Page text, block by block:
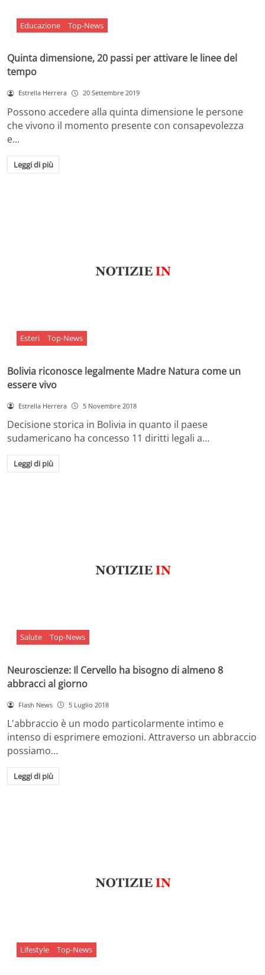
Educazione Top-News
Quinta dimensione, 20 passi per attivare le linee del
tempo
Estrella Herrera 20 Settembre 2019
Possono accedere alla quinta dimensione le persone
che vivono il momento presente con consapevolezza
e…
Leggi di più
Esteri Top-News
Bolivia riconosce legalmente Madre Natura come un
essere vivo
Estrella Herrera 5 Novembre 2018
Decisione storica in Bolivia in quanto il paese
sudamericano ha concesso 11 diritti legali a…
Leggi di più
Salute Top-News
Neuroscienze: Il Cervello ha bisogno di almeno 8
abbracci al giorno
Flash News 5 Luglio 2018
L'abbraccio è un modo particolarmente intimo e
intenso di esprimere emozioni. Attraverso un abbraccio
possiamo…
Leggi di più
Lifestyle Top-News